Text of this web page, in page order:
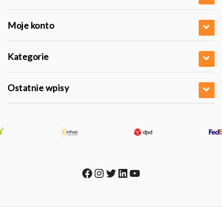
Moje konto
Kategorie
Ostatnie wpisy
Facebook
Instagram
Twitter
LinkedIn
YouTube